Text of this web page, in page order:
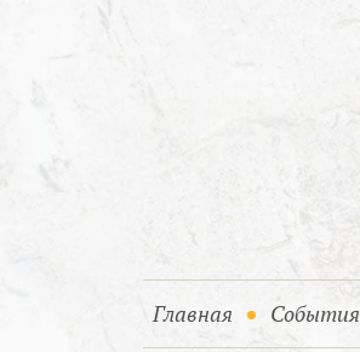
Главная (current)
События